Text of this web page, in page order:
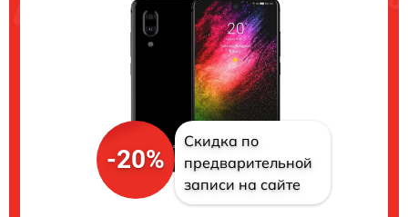
-20%
Скидка по
предварительной
записи на сайте